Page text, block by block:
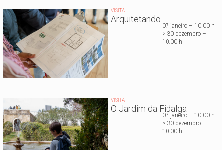
VISITA
Arquitetando
07 janeiro – 10.00 h
> 30 dezembro –
10.00 h
VISITA
O Jardim da Fidalga
07 janeiro – 10.00 h
> 30 dezembro –
10.00 h